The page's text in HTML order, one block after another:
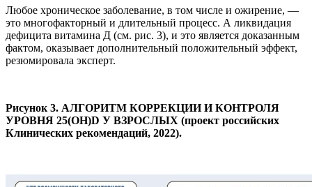
Любое хроническое заболевание, в том числе и ожирение, —
это многофакторный и длительный процесс. А ликвидация
дефицита витамина Д (см. рис. 3), и это является доказанным
фактом, оказывает дополнительный положительный эффект,
резюмировала эксперт.
Рисунок 3. АЛГОРИТМ КОРРЕКЦИИ И КОНТРОЛЯ
УРОВНЯ 25(ОН)D У ВЗРОСЛЫХ (проект российских
Клинических рекомендаций, 2022).